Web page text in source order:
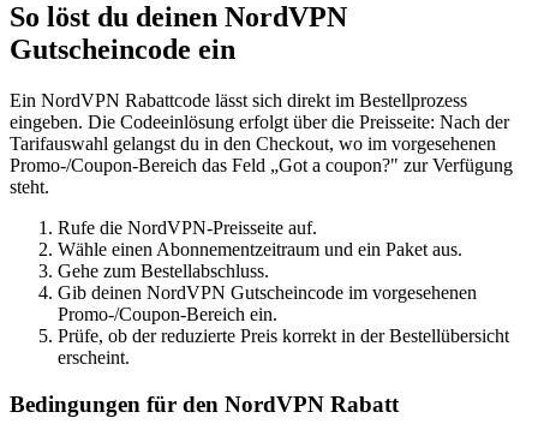
So löst du deinen NordVPN
Gutscheincode ein
Ein NordVPN Rabattcode lässt sich direkt im Bestellprozess
eingeben. Die Codeeinlösung erfolgt über die Preisseite: Nach der
Tarifauswahl gelangst du in den Checkout, wo im vorgesehenen
Promo-/Coupon-Bereich das Feld „Got a coupon?" zur Verfügung
steht.
Rufe die NordVPN-Preisseite auf.
Wähle einen Abonnementzeitraum und ein Paket aus.
Gehe zum Bestellabschluss.
Gib deinen NordVPN Gutscheincode im vorgesehenen
Promo-/Coupon-Bereich ein.
Prüfe, ob der reduzierte Preis korrekt in der Bestellübersicht
erscheint.
Bedingungen für den NordVPN Rabatt